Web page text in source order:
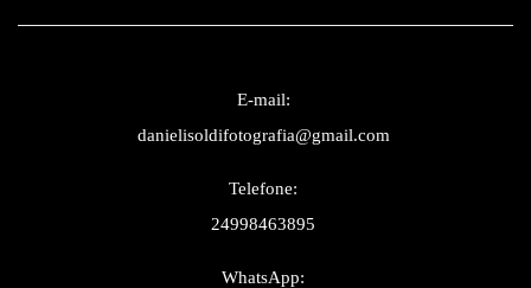
E-mail:
danielisoldifotografia@gmail.com
Telefone:
24998463895
WhatsApp: